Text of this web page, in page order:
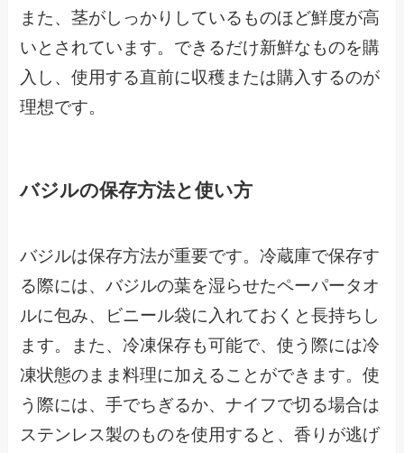
また、茎がしっかりしているものほど鮮度が高
いとされています。できるだけ新鮮なものを購
入し、使用する直前に収穫または購入するのが
理想です。
バジルの保存方法と使い方
バジルは保存方法が重要です。冷蔵庫で保存す
る際には、バジルの葉を湿らせたペーパータオ
ルに包み、ビニール袋に入れておくと長持ちし
ます。また、冷凍保存も可能で、使う際には冷
凍状態のまま料理に加えることができます。使
う際には、手でちぎるか、ナイフで切る場合は
ステンレス製のものを使用すると、香りが逃げ